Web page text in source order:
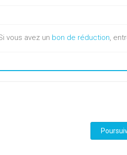
vous avez un bon de réduction,